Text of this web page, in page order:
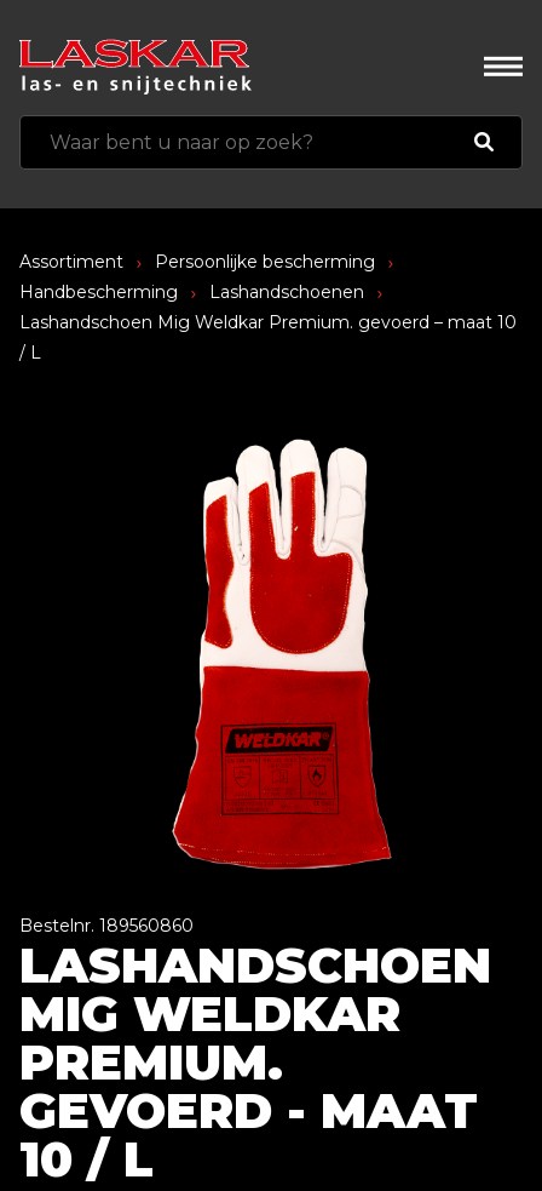
Assortiment
Persoonlijke bescherming
Handbescherming
Lashandschoenen
Lashandschoen Mig Weldkar Premium. gevoerd – maat 10
/ L
Bestelnr. 189560860
LASHANDSCHOEN
MIG WELDKAR
PREMIUM.
GEVOERD - MAAT
10 / L